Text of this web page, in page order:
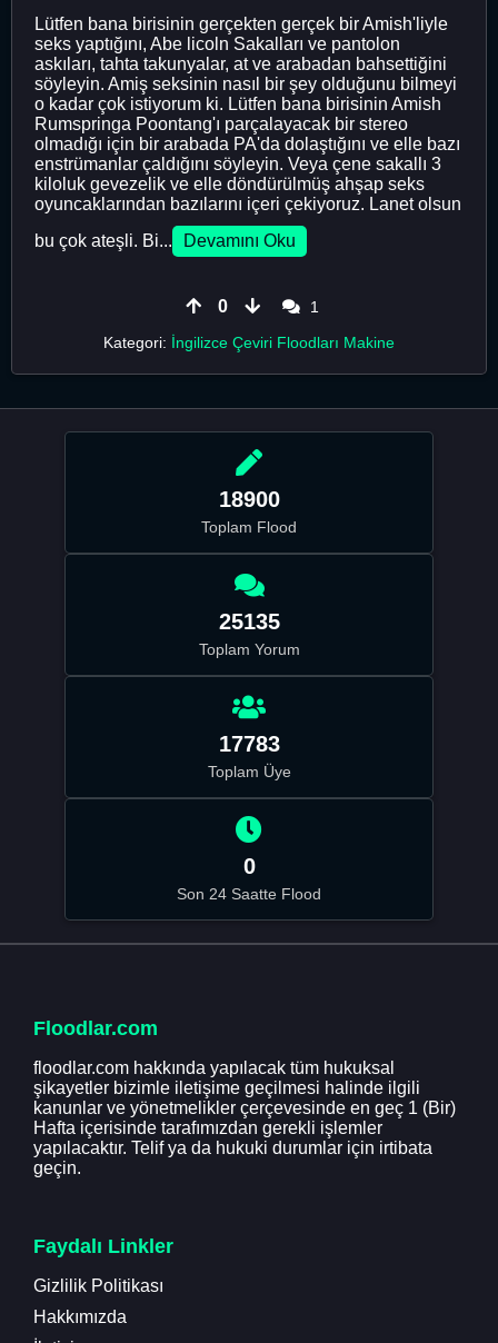
Lütfen bana birisinin gerçekten gerçek bir Amish'liyle
seks yaptığını, Abe licoln Sakalları ve pantolon
askıları, tahta takunyalar, at ve arabadan bahsettiğini
söyleyin. Amiş seksinin nasıl bir şey olduğunu bilmeyi
o kadar çok istiyorum ki. Lütfen bana birisinin Amish
Rumspringa Poontang'ı parçalayacak bir stereo
olmadığı için bir arabada PA'da dolaştığını ve elle bazı
enstrümanlar çaldığını söyleyin. Veya çene sakallı 3
kiloluk gevezelik ve elle döndürülmüş ahşap seks
oyuncaklarından bazılarını içeri çekiyoruz. Lanet olsun
bu çok ateşli. Bi...
Devamını Oku
0
1
Kategori: İngilizce Çeviri Floodları Makine
18900
Toplam Flood
25135
Toplam Yorum
17783
Toplam Üye
0
Son 24 Saatte Flood
Floodlar.com
floodlar.com hakkında yapılacak tüm hukuksal
şikayetler bizimle iletişime geçilmesi halinde ilgili
kanunlar ve yönetmelikler çerçevesinde en geç 1 (Bir)
Hafta içerisinde tarafımızdan gerekli işlemler
yapılacaktır. Telif ya da hukuki durumlar için irtibata
geçin.
Faydalı Linkler
Gizlilik Politikası
Hakkımızda